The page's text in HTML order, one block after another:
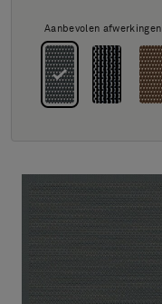
Aanbevolen afwerkingen